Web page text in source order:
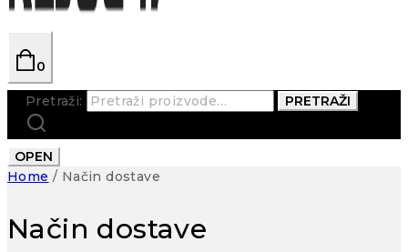
0
Pretraži: PRETRAŽI
OPEN
Home / Način dostave
Način dostave